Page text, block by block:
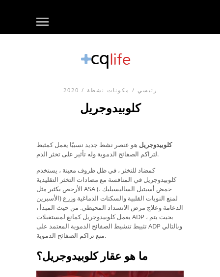
رئيسي / مكونات نشطة / 2020
كلوبيدوجريل
كلوبيدوجريل هو عنصر نشط جديد نسبيًا يعمل كمثبط
لتراكم الصفائح الدموية وله تأثير على تخثر الدم.
كمضاد للتخثر ، في ظل ظروف معينة ، يستخدم
كلوبيدوجريل في المنافسة مع مضادات التخثر التقليدية
الأرخص بكثير مثل ASA (حمض أسيتيل الساليسيليك ،
الأسبرين) لمنع النوبات القلبية والسكتات الدماغية وزرع
الدعامة وعلاج مرض الانسداد المحيطي. من حيث المبدأ ،
يعمل كلوبيدوجريل كمانع لمستقبلات ADP ، بحيث يتم
تثبيط تنشيط الصفائح الدموية المعتمد على ADP وبالتالي
منع تراكم الصفائح الدموية.
ما هو عقار كلوبيدوجريل؟